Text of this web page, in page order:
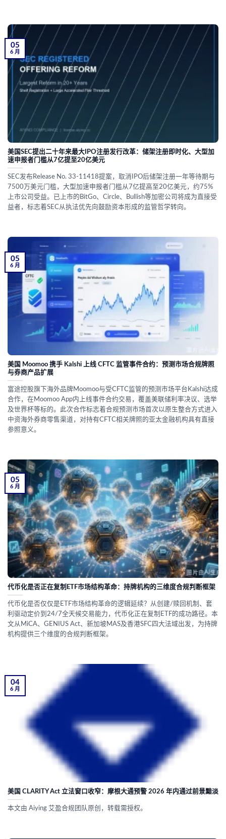
美国SEC提出二十年来最大IPO注册发行改革：储架注册即时化、大型加
速申报者门槛从7亿提至20亿美元
SEC发布Release No. 33-11418提案，取消IPO后储架注册一年等待期与
7500万美元门槛，大型加速申报者门槛从7亿提高至20亿美元，约75%
上市公司受益。已上市的BitGo、Circle、Bullish等加密公司将成为直接受
益者，标志着SEC从执法优先向鼓励资本形成的监管哲学转向。
05
6 月
美国 Moomoo 携手 Kalshi 上线 CFTC 监管事件合约：预测市场合规牌照
与券商产品扩展
富途控股旗下海外品牌Moomoo与受CFTC监管的预测市场平台Kalshi达成
合作，在Moomoo App内上线事件合约交易，覆盖美联储利率决议、选举
及世界杯等标的。此次合作标志着合规预测市场首次以原生整合方式进入
中资海外券商零售渠道，对持有CFTC相关牌照的亚太金融机构具有直接
参照意义。
05
6 月
代币化是否正在复制ETF市场结构革命：持牌机构的三维度合规判断框架
代币化是否仅仅是ETF市场结构革命的逻辑延续？从创建/赎回机制、套
利驱动定价到24/7全天候交易能力，代币化正在复制ETF的成功路径。本
文从MiCA、GENIUS Act、新加坡MAS及香港SFC四大法域出发，为持牌
机构提供三个维度的合规判断框架。
05
6 月
美国 CLARITY Act 立法窗口收窄：摩根大通预警 2026 年内通过前景黯淡
本文由 Aiying 艾盈合规团队原创，转载需授权。
04
6 月